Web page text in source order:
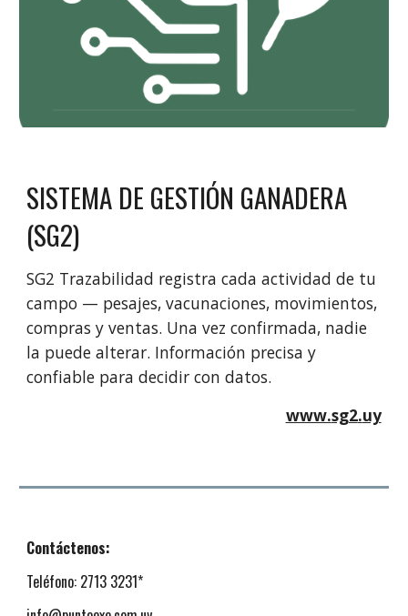
SISTEMA DE GESTIÓN GANADERA
(SG2)
SG2 Trazabilidad registra cada actividad de tu
campo — pesajes, vacunaciones, movimientos,
compras y ventas. Una vez confirmada, nadie
la puede alterar. Información precisa y
confiable para decidir con datos.
www.sg2.uy
Contáctenos:
Teléfono: 2713 3231*